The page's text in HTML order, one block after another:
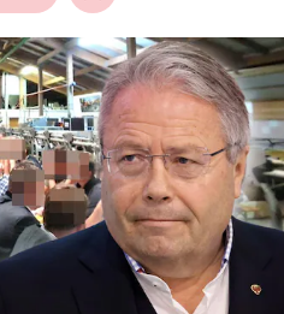
KG 2026